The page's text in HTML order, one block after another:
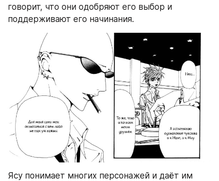
говорит, что они одобряют его выбор и
поддерживают его начинания.
Ясу понимает многих персонажей и даёт им